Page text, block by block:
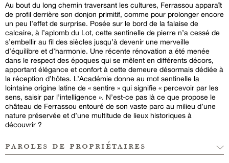
Au bout du long chemin traversant les cultures, Ferrassou apparaît
de profil derrière son donjon primitif, comme pour prolonger encore
un peu l’effet de surprise. Posée sur le bord de la falaise de
calcaire, à l’aplomb du Lot, cette sentinelle de pierre n’a cessé de
s’embellir au fil des siècles jusqu’à devenir une merveille
d’équilibre et d’harmonie. Une récente rénovation a été menée
dans le respect des époques qui se mêlent en différents décors,
apportant élégance et confort à cette demeure désormais dédiée à
la réception d’hôtes. L’Académie donne au mot sentinelle la
lointaine origine latine de « sentire » qui signifie « percevoir par les
sens, saisir par l’intelligence ». N’est-ce pas là ce que propose le
château de Ferrassou entouré de son vaste parc au milieu d’une
nature préservée et d’une multitude de lieux historiques à
découvrir ?
paroles de propriétaires